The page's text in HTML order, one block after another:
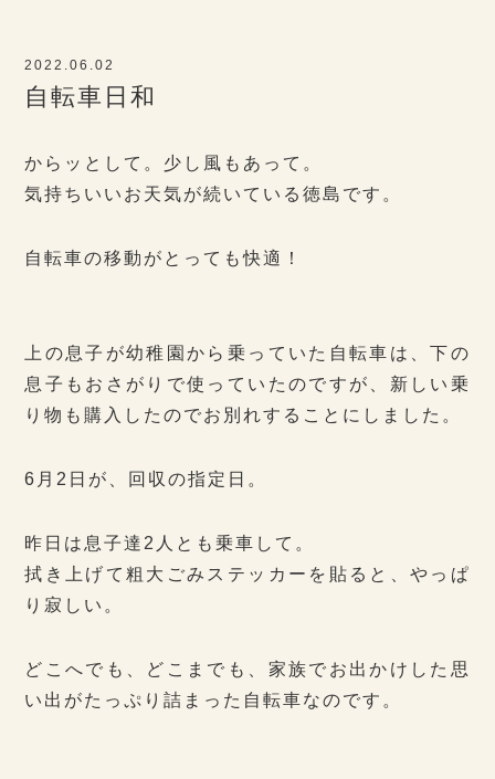
2022.06.02
自転車日和
からッとして。少し風もあって。
気持ちいいお天気が続いている徳島です。
自転車の移動がとっても快適！
上の息子が幼稚園から乗っていた自転車は、下の
息子もおさがりで使っていたのですが、新しい乗
り物も購入したのでお別れすることにしました。
6月2日が、回収の指定日。
昨日は息子達2人とも乗車して。
拭き上げて粗大ごみステッカーを貼ると、やっぱ
り寂しい。
どこへでも、どこまでも、家族でお出かけした思
い出がたっぷり詰まった自転車なのです。